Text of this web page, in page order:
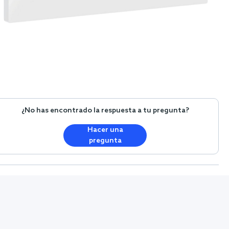
¿No has encontrado la respuesta a tu pregunta?
Hacer una
pregunta